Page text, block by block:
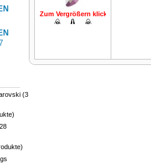
(3
Zum Vergrößern klicken